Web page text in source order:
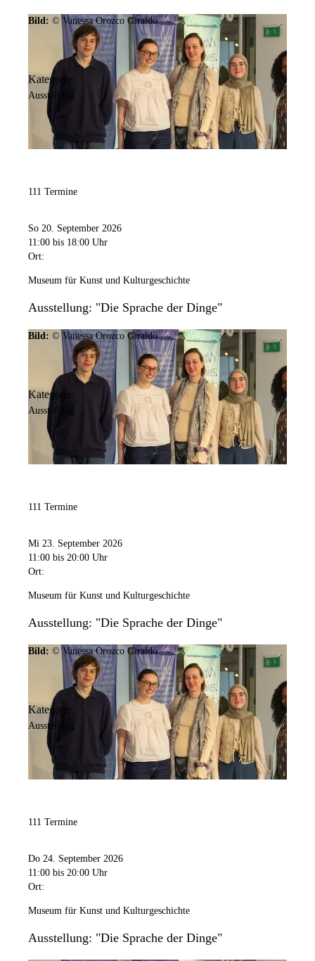
Bild: © Vanessa Orozco Giraldo
Kategorie:
Ausstellung
111 Termine
So 20. September 2026
11:00 bis 18:00 Uhr
Ort:
Museum für Kunst und Kulturgeschichte
Ausstellung: "Die Sprache der Dinge"
Bild: © Vanessa Orozco Giraldo
Kategorie:
Ausstellung
111 Termine
Mi 23. September 2026
11:00 bis 20:00 Uhr
Ort:
Museum für Kunst und Kulturgeschichte
Ausstellung: "Die Sprache der Dinge"
Bild: © Vanessa Orozco Giraldo
Kategorie:
Ausstellung
111 Termine
Do 24. September 2026
11:00 bis 20:00 Uhr
Ort:
Museum für Kunst und Kulturgeschichte
Ausstellung: "Die Sprache der Dinge"